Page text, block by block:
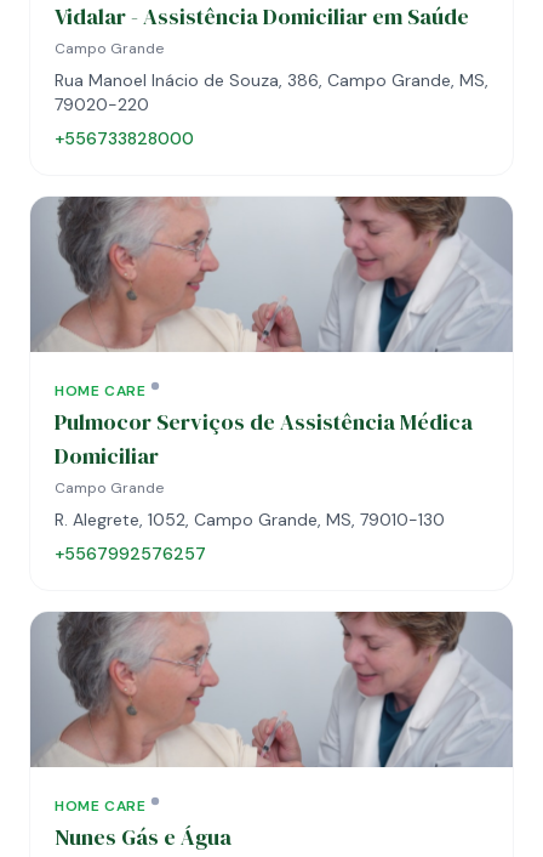
Vidalar - Assistência Domiciliar em Saúde
Campo Grande
Rua Manoel Inácio de Souza, 386, Campo Grande, MS,
79020-220
+556733828000
HOME CARE
Pulmocor Serviços de Assistência Médica
Domiciliar
Campo Grande
R. Alegrete, 1052, Campo Grande, MS, 79010-130
+5567992576257
HOME CARE
Nunes Gás e Água